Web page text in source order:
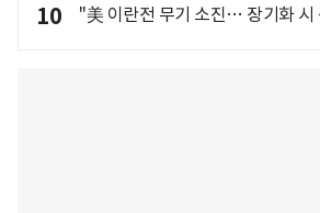
10 "美 이란전 무기 소진… 장기화 시